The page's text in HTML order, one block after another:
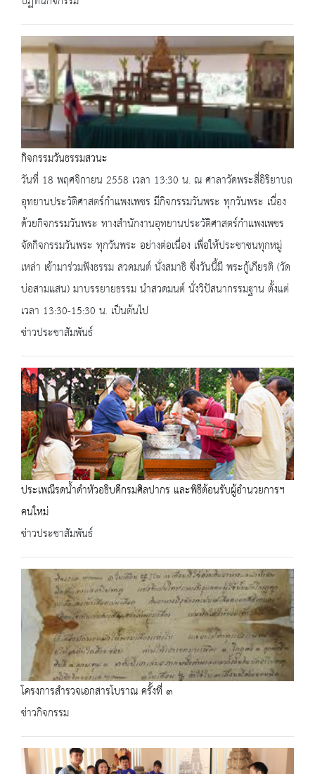
กิจกรรมวันธรรมสวนะ
วันที่ 18 พฤศจิกายน 2558 เวลา 13:30 น. ณ ศาลาวัดพระสี่อิริยาบถ
อุทยานประวัติศาสตร์กำแพงเพชร มีกิจกรรมวันพระ ทุกวันพระ เนื่อง
ด้วยกิจกรรมวันพระ ทางสำนักงานอุทยานประวัติศาสตร์กำแพงเพชร
จัดกิจกรรมวันพระ ทุกวันพระ อย่างต่อเนื่อง เพื่อให้ประชาชนทุกหมู่
เหล่า เข้ามาร่วมฟังธรรม สวดมนต์ นั่งสมาธิ ซึ่งวันนี้มี พระกู้เกียรติ (วัด
บ่อสามแสน) มาบรรยายธรรม นำสวดมนต์ นั่งวิปัสนากรรมฐาน ตั้งแต่
เวลา 13:30-15:30 น. เป็นต้นไป
ข่าวประชาสัมพันธ์
ประเพณีรดน้ำดำหัวอธิบดีกรมศิลปากร และพิธีต้อนรับผู้อำนวยการฯ
คนใหม่
ข่าวประชาสัมพันธ์
โครงการสำรวจเอกสารโบราณ ครั้งที่ ๓
ข่าวกิจกรรม